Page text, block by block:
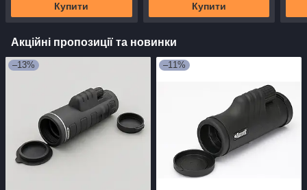
Купити Купити
Акційні пропозиції та новинки
–13% –11%